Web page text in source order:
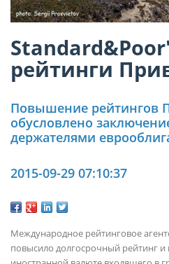
рейтинги
Повышение рейтингов
обусловлено
держателями
2015-09-29 07:10:37
Международное рейтинговое
повысило долгосрочный рейтинг